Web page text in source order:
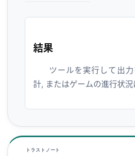
結果
ツールを実行して出
計, またはゲームの進行状況
トラストノート